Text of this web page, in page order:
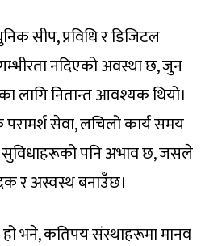
सीप, प्रविधि र डिजिटल
नदिएको अवस्था छ, जुन
लागि नितान्त आवश्यक थियो।
परामर्श सेवा, लचिलो कार्य समय
सुविधाहरूको पनि अभाव छ, जसले
र अस्वस्थ बनाउँछ।
भने, कतिपय संस्थाहरूमा मानव